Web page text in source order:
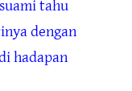
tahu
dengan
hadapan